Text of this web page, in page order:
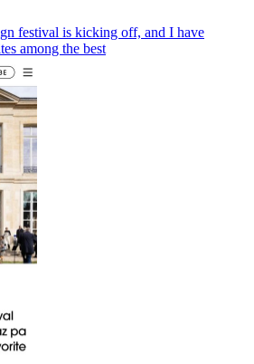
festival is kicking off, and I have
among the best